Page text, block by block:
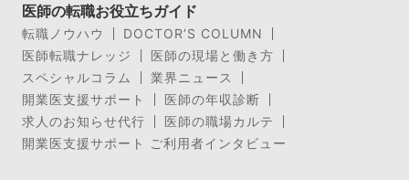
医師の転職お役立ちガイド
転職ノウハウ
DOCTOR’S COLUMN
医師転職ナレッジ
医師の現場と働き方
スペシャルコラム
業界ニュース
開業医支援サポート
医師の年収診断
求人のお知らせ代行
医師の職場カルテ
開業医支援サポート ご利用者インタビュー